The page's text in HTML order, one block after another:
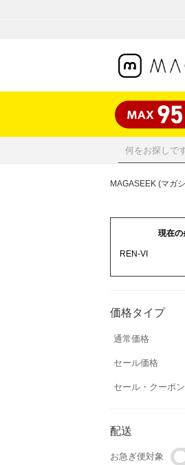
MAGASEEK (マガ
現在の
REN-VI
価格タイプ
通常価格
セール価格
セール・クーポン
配送
お急ぎ便対象